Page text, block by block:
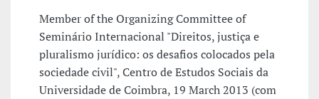
Member of the Organizing Committee of
Seminário Internacional "Direitos, justiça e
pluralismo jurídico: os desafios colocados pela
sociedade civil", Centro de Estudos Sociais da
Universidade de Coimbra, 19 March 2013 (com